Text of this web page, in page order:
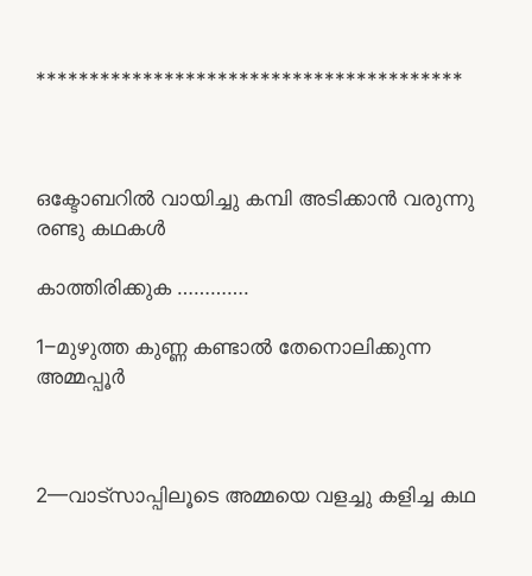
****************************************
ഒക്ടോബറിൽ വായിച്ചു കമ്പി അടിക്കാൻ വരുന്നു
രണ്ടു കഥകൾ
കാത്തിരിക്കുക ………….
1–മുഴുത്ത കുണ്ണ കണ്ടാൽ തേനൊലിക്കുന്ന
അമ്മപ്പൂർ
2—വാട്സാപ്പിലൂടെ അമ്മയെ വളച്ചു കളിച്ച കഥ